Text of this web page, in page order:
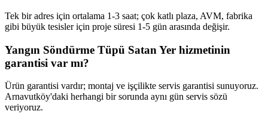
Tek bir adres için ortalama 1-3 saat; çok katlı plaza, AVM, fabrika
gibi büyük tesisler için proje süresi 1-5 gün arasında değişir.
Yangın Söndürme Tüpü Satan Yer hizmetinin
garantisi var mı?
Ürün garantisi vardır; montaj ve işçilikte servis garantisi sunuyoruz.
Arnavutköy'daki herhangi bir sorunda aynı gün servis sözü
veriyoruz.